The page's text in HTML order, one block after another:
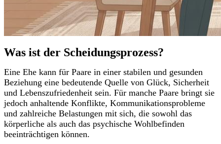
Was ist der Scheidungsprozess?
Eine Ehe kann für Paare in einer stabilen und gesunden
Beziehung eine bedeutende Quelle von Glück, Sicherheit
und Lebenszufriedenheit sein. Für manche Paare bringt sie
jedoch anhaltende Konflikte, Kommunikationsprobleme
und zahlreiche Belastungen mit sich, die sowohl das
körperliche als auch das psychische Wohlbefinden
beeinträchtigen können.